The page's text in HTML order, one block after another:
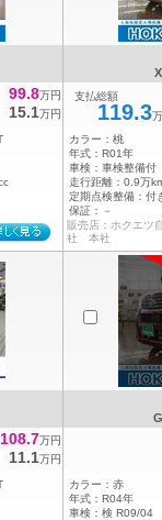
99.8万円
15.1万円
支払総額
119.3
カラー： 桃
年式： R01年
車検： 車検整備付
走行距離： 0.9万
定期点検整備： 付
保証：
－
販売店：ホクエツ
社 本社
108.7万円
11.1万円
カラー： 赤
年式： R04年
車検： 検 R09/04